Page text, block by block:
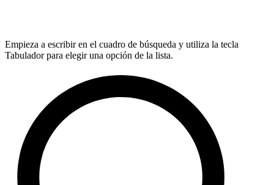
Empieza a escribir en el cuadro de búsqueda y utiliza la tecla
Tabulador para elegir una opción de la lista.